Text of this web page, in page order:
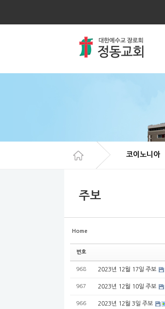
코이노니아
주보
Home
번호
968 2023년 12월 17일 주보
967 2023년 12월 10일 주보
966 2023년 12월 3일 주보